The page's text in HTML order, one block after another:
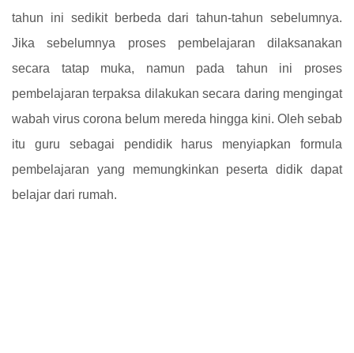
tahun ini sedikit berbeda dari tahun-tahun sebelumnya.
Jika sebelumnya proses pembelajaran dilaksanakan
secara tatap muka, namun pada tahun ini proses
pembelajaran terpaksa dilakukan secara daring mengingat
wabah virus corona belum mereda hingga kini. Oleh sebab
itu guru sebagai pendidik harus menyiapkan formula
pembelajaran yang memungkinkan peserta didik dapat
belajar dari rumah.